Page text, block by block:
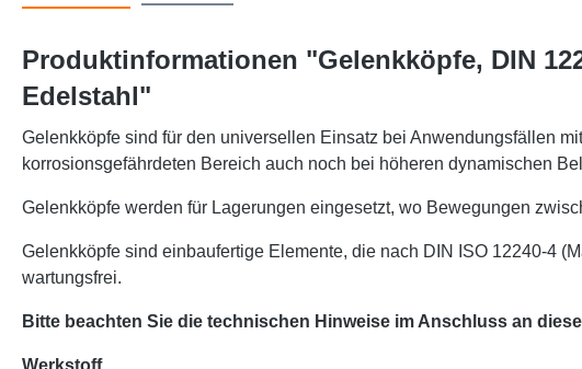
Produktinformationen "Gelenkköpfe, DIN
Edelstahl"
Gelenkköpfe sind für den universellen Einsatz bei Anwendungsfällen
korrosionsgefährdeten Bereich auch noch bei höheren dynamischen
Gelenkköpfe werden für Lagerungen eingesetzt, wo Bewegungen
Gelenkköpfe sind einbaufertige Elemente, die nach DIN ISO 12240-4
wartungsfrei.
Bitte beachten Sie die technischen Hinweise im Anschluss an